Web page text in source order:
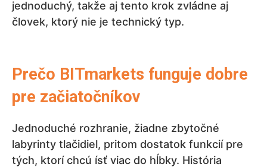
jednoduchý, takže aj tento krok zvládne aj
človek, ktorý nie je technický typ.
Prečo BITmarkets funguje dobre
pre začiatočníkov
Jednoduché rozhranie, žiadne zbytočné
labyrinty tlačidiel, pritom dostatok funkcií pre
tých, ktorí chcú ísť viac do hĺbky. História